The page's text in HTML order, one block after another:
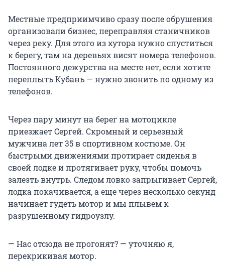
Местные предприимчиво сразу после обрушения
организовали бизнес, переправляя станичников
через реку. Для этого из хутора нужно спуститься
к берегу, там на деревьях висят номера телефонов.
Постоянного дежурства на месте нет, если хотите
переплыть Кубань — нужно звонить по одному из
телефонов.
Через пару минут на берег на мотоцикле
приезжает Сергей. Скромный и серьезный
мужчина лет 35 в спортивном костюме. Он
быстрыми движениями протирает сиденья в
своей лодке и протягивает руку, чтобы помочь
залезть внутрь. Следом ловко запрыгивает Сергей,
лодка покачивается, а еще через несколько секунд
начинает гудеть мотор и мы плывем к
разрушенному гидроузлу.
— Нас отсюда не прогонят? — уточняю я,
перекрикивая мотор.